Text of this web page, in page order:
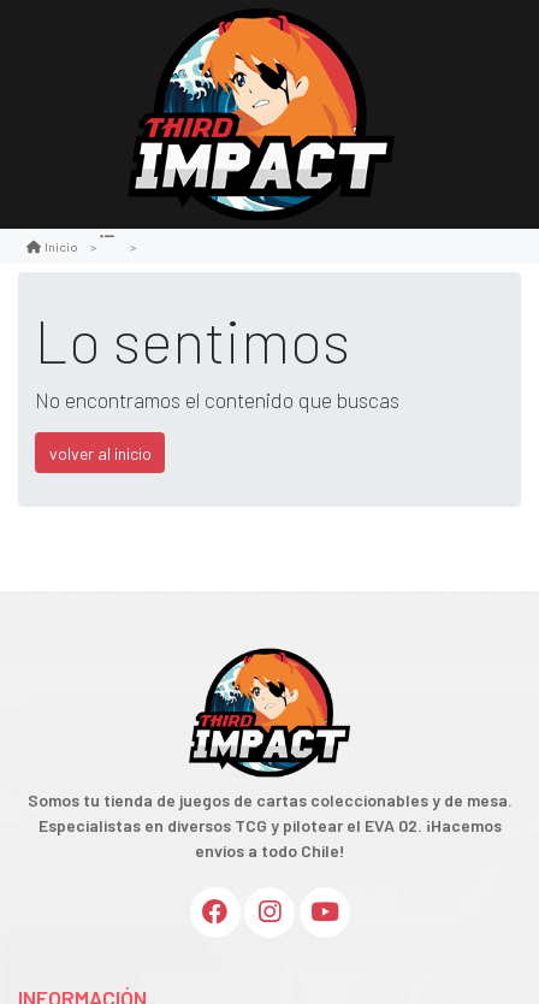
Inicio
Lo sentimos
No encontramos el contenido que buscas
volver al inicio
Somos tu tienda de juegos de cartas coleccionables y de mesa.
Especialistas en diversos TCG y pilotear el EVA 02. ¡Hacemos
envíos a todo Chile!
INFORMACIÓN